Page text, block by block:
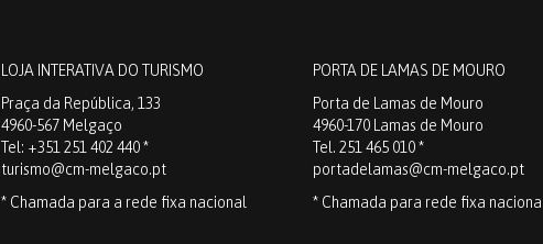
LOJA INTERATIVA DO TURISMO
Praça da República, 133
4960-567 Melgaço
Tel: +351 251 402 440 *
turismo@cm-melgaco.pt
* Chamada para a rede fixa nacional
PORTA DE LAMAS DE MOURO
Porta de Lamas de Mouro
4960-170 Lamas de Mouro
Tel. 251 465 010 *
portadelamas@cm-melgaco.pt
* Chamada para rede fixa